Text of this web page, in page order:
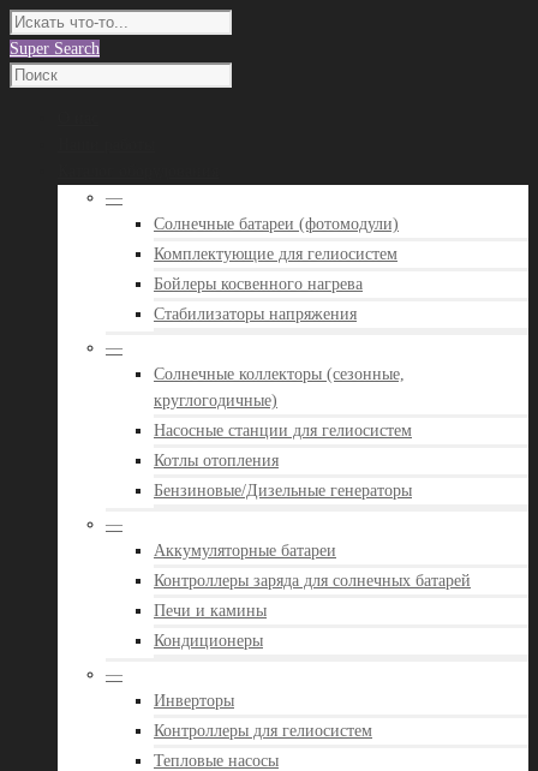
Super Search
—
Солнечные батареи (фотомодули)
Комплектующие для гелиосистем
Бойлеры косвенного нагрева
Стабилизаторы напряжения
—
Солнечные коллекторы (сезонные,
круглогодичные)
Насосные станции для гелиосистем
Котлы отопления
Бензиновые/Дизельные генераторы
—
Аккумуляторные батареи
Контроллеры заряда для солнечных батарей
Печи и камины
Кондиционеры
—
Инверторы
Контроллеры для гелиосистем
Тепловые насосы